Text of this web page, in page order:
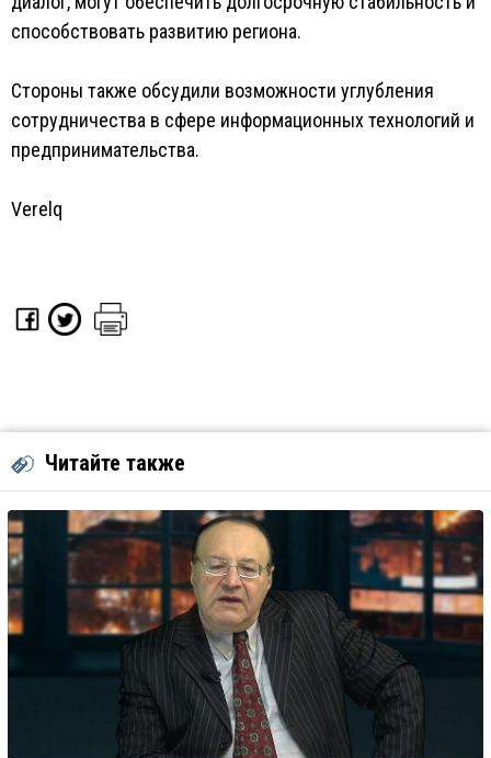
способствовать развитию региона.
Стороны также обсудили возможности углубления
сотрудничества в сфере информационных технологий и
предпринимательства.
Verelq
Читайте также